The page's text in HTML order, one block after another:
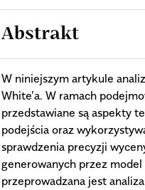
Abstrakt
W niniejszym artykule
White’a. W ramach
przedstawiane są aspekty
podejścia oraz
sprawdzenia precyzji
generowanych przez model
przeprowadzana jest